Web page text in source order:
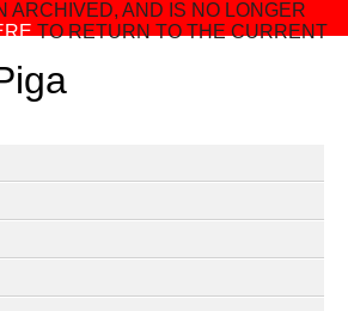
ARCHIVED, AND IS NO LONGER
TO RETURN TO THE CURRENT